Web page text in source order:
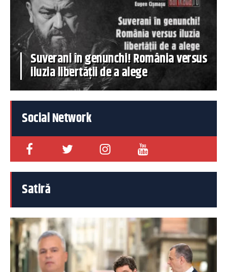
Suverani în genunchi! România versus
iluzia libertății de a alege
Social Network
Satiră